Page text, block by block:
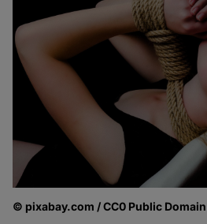
© pixabay.com / CC0 Public Domain